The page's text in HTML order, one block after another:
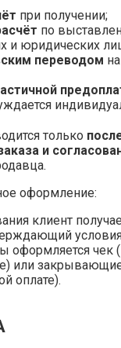
при получении;
по
и юридических
переводом
только
и
оформление:
клиент
оформляется чек
или
оплате).